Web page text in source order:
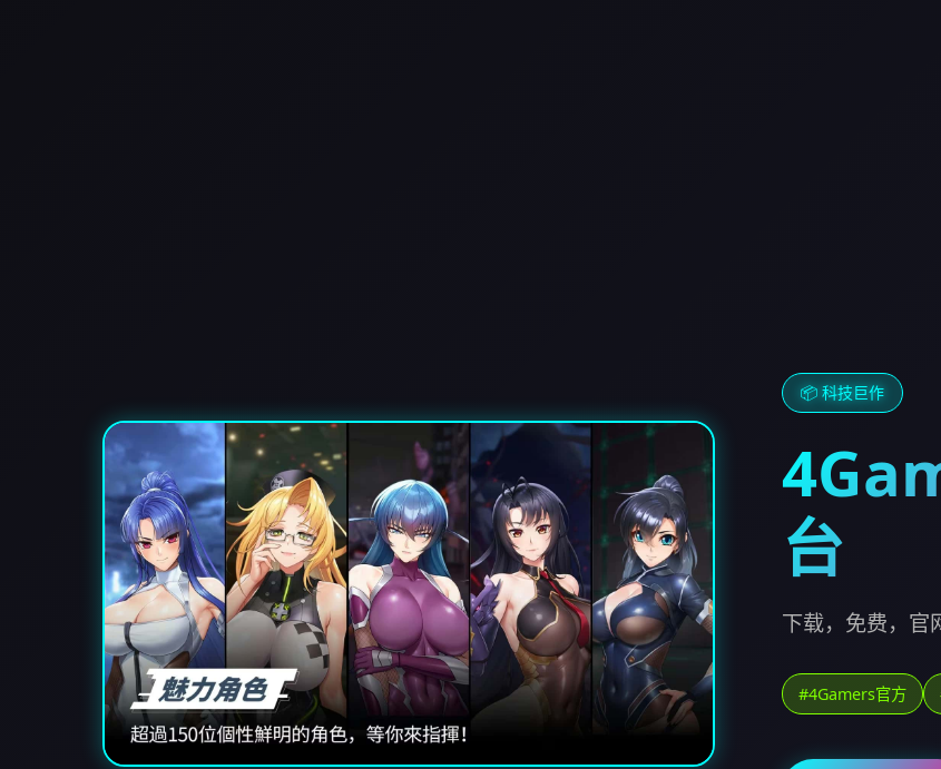
📦 科技巨作
台
下载，免费，官
#4Gamers官方